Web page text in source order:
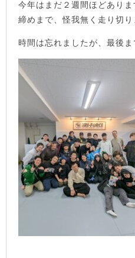
今年はまだ２週間ほどあり
締めまで、怪我無く走り切り
時間は忘れましたが、最後